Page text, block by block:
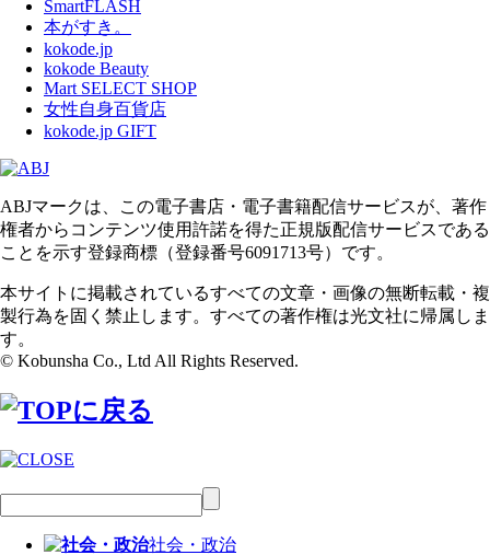
SmartFLASH
本がすき。
kokode.jp
kokode Beauty
Mart SELECT SHOP
女性自身百貨店
kokode.jp GIFT
ABJマークは、この電子書店・電子書籍配信サービスが、著作
権者からコンテンツ使用許諾を得た正規版配信サービスである
ことを示す登録商標（登録番号6091713号）です。
本サイトに掲載されているすべての文章・画像の無断転載・複
製行為を固く禁止します。すべての著作権は光文社に帰属しま
す。
© Kobunsha Co., Ltd All Rights Reserved.
社会・政治